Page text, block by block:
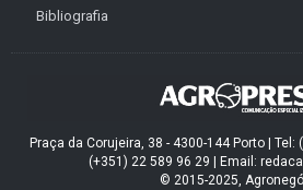
Bibliografia
Praça da Corujeira, 38 - 4300-144 Porto | Tel:
(+351) 22 589 96 29 | Email:
© 2015-2025,